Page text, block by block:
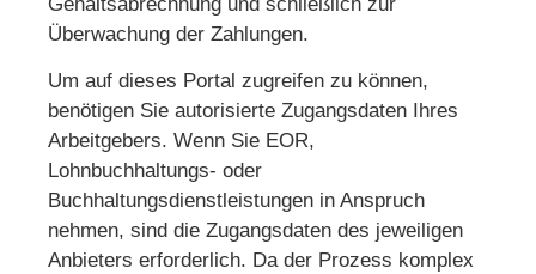
Überwachung der Zahlungen.
Um auf dieses Portal zugreifen zu können,
benötigen Sie autorisierte Zugangsdaten Ihres
Arbeitgebers. Wenn Sie EOR,
Lohnbuchhaltungs- oder
Buchhaltungsdienstleistungen in Anspruch
nehmen, sind die Zugangsdaten des jeweiligen
Anbieters erforderlich. Da der Prozess komplex